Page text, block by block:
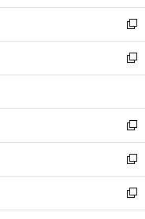
開
く
ウ
で
開
く
ン
ド
ウ
で
開
ウ
ィ
ン
ド
ウ
開
く
し
い
ウ
ィ
ン
ウ
で
開
く
新
し
い
ウ
ン
ド
ウ
で
開
く
新
し
ウ
ィ
ン
ド
ウ
で
開
新
し
い
ウ
ィ
ン
新
し
い
ウ
新
し